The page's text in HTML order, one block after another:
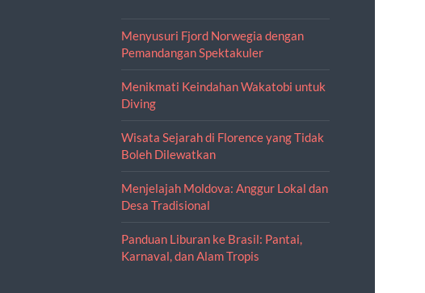
Menyusuri Fjord Norwegia dengan
Pemandangan Spektakuler
Menikmati Keindahan Wakatobi untuk
Diving
Wisata Sejarah di Florence yang Tidak
Boleh Dilewatkan
Menjelajah Moldova: Anggur Lokal dan
Desa Tradisional
Panduan Liburan ke Brasil: Pantai,
Karnaval, dan Alam Tropis